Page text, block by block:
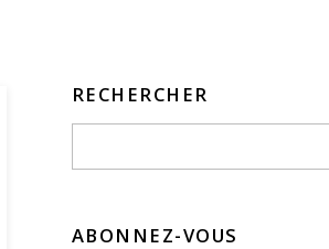
RECHERCHER
ABONNEZ-VOUS